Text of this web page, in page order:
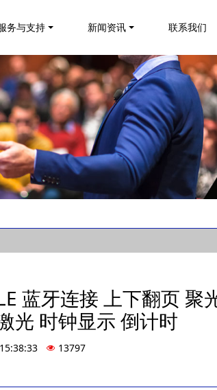
务与支持 新闻资讯 联系我们
蓝牙连接 上下翻页 聚
光 时钟显示 倒计时
13797